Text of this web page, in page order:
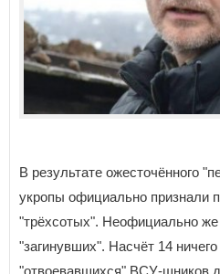
В результате ожесточённого
укропы официально признали
"трёхсотых". Неофициально
"загинувших". Насчёт 14
"отвоевавшихся" ВСУ-шников